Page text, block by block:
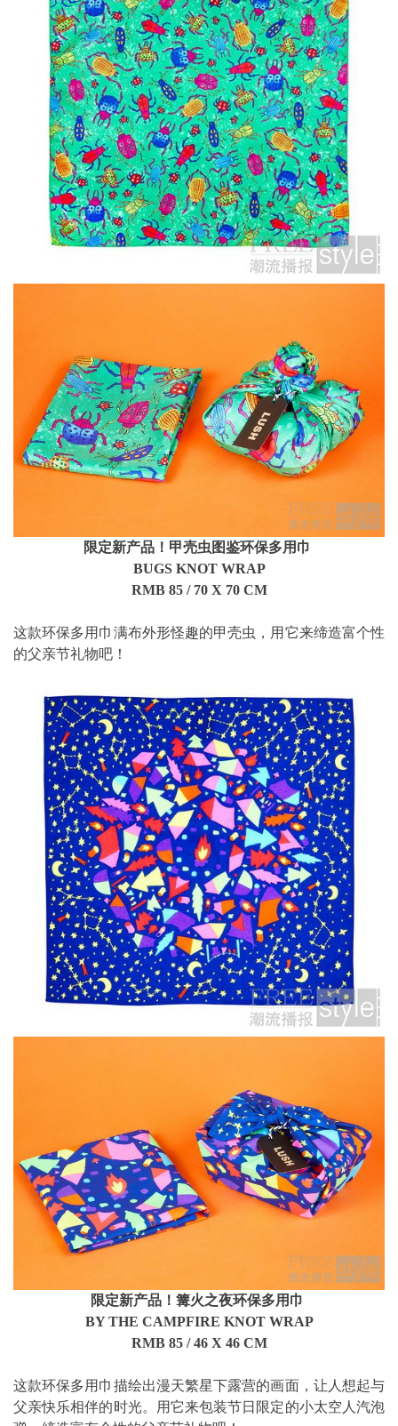
限定新产品！甲壳虫图鉴环保多用巾
BUGS KNOT WRAP
RMB 85 / 70 X 70 CM
这款环保多用巾满布外形怪趣的甲壳虫， 用它来缔造富个性
的父亲节礼物吧！
限定新产品！篝火之夜环保多用巾
BY THE CAMPFIRE KNOT WRAP
RMB 85 / 46 X 46 CM
这款环保多用巾描绘出漫天繁星下露营的画面，让人想起与
父亲快乐相伴的时光。用它来包装节日限定的小太空人汽泡